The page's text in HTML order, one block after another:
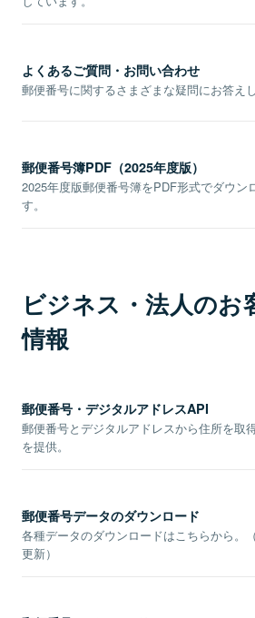
よくあるご質問・お問い合わせ
郵便番号に関するさまざまな疑問にお答えし
郵便番号簿PDF（2025年度版）
2025年度版郵便番号簿をPDF形式でダウン
す。
ビジネス・法人のお
情報
郵便番号・デジタルアドレスAPI
郵便番号とデジタルアドレスから住所を取
を提供。
郵便番号データのダウンロード
各種データのダウンロードはこちらから。
更新）